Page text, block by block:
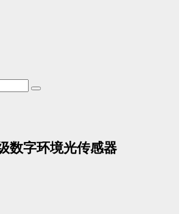
数字环境光传感器